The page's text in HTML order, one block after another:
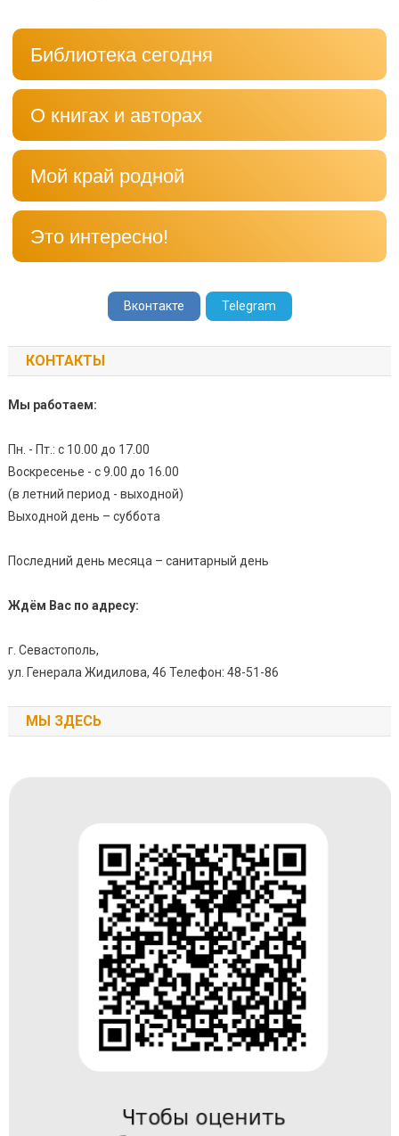
Библиотека сегодня
О книгах и авторах
Мой край родной
Это интересно!
Вконтакте Telegram
КОНТАКТЫ
Мы работаем:
Пн. - Пт.: с 10.00 до 17.00
Воскресенье - с 9.00 до 16.00
(в летний период - выходной)
Выходной день – суббота
Последний день месяца – санитарный день
Ждём Вас по адресу:
г. Севастополь,
ул. Генерала Жидилова, 46 Телефон: 48-51-86
МЫ ЗДЕСЬ